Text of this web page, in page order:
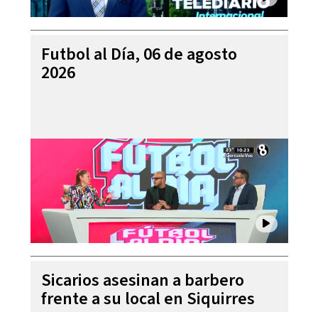
Futbol al Día, 06 de agosto
2026
Sicarios asesinan a barbero
frente a su local en Siquirres